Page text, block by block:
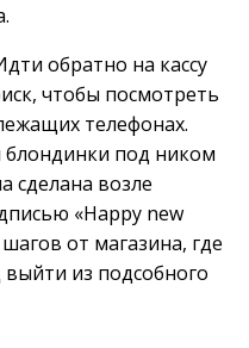
обратно на кассу
чтобы посмотреть
телефонах.
блондинки под ником
сделана возле
«Happy new
от магазина, где
из подсобного